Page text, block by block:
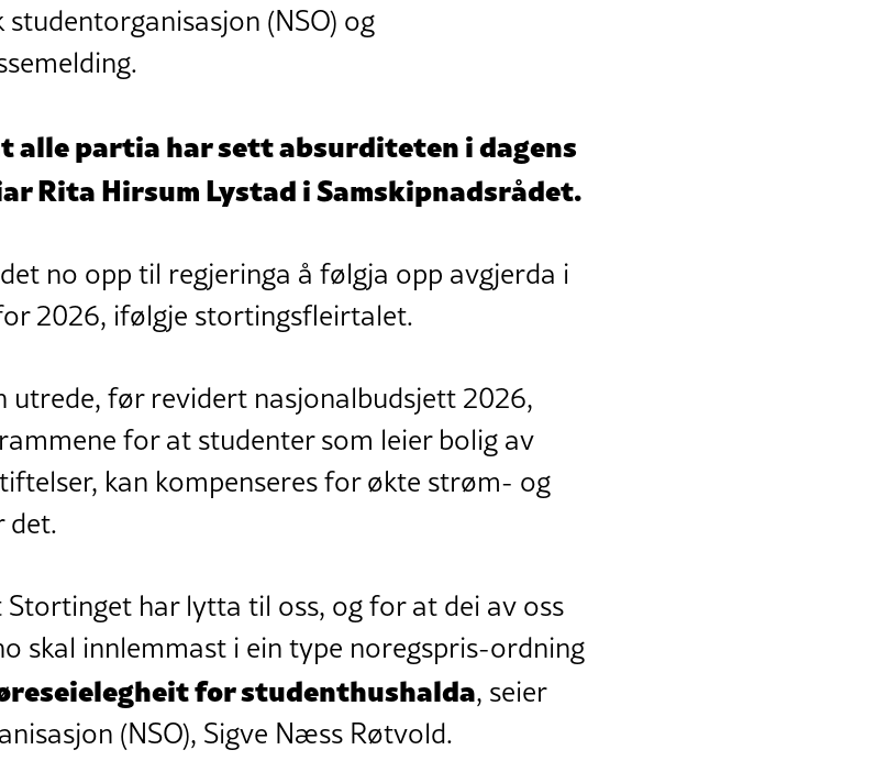
(NSO) og
alle partia har sett absurditeten i dagens
Rita Hirsum Lystad i Samskipnadsrådet.
no opp til regjeringa å følgja opp avgjerda i
2026, ifølgje stortingsfleirtalet.
utrede, før revidert nasjonalbudsjett 2026,
for at studenter som leier bolig av
kan kompenseres for økte strøm- og
det.
har lytta til oss, og for at dei av oss
skal innlemmast i ein type noregspris-ordning
for studenthushalda, seier
(NSO), Sigve Næss Røtvold.